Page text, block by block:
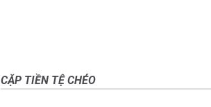
CẶP TIỀN TỆ CHÉO